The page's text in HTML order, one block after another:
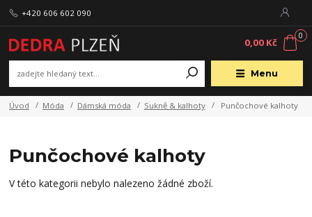
Menu
+420 606 602 090
0
0,00 Kč
Úvod Móda Dámská móda Sukně & kalhoty Punčochové kalhoty
Punčochové kalhoty
V této kategorii nebylo nalezeno žádné zboží.